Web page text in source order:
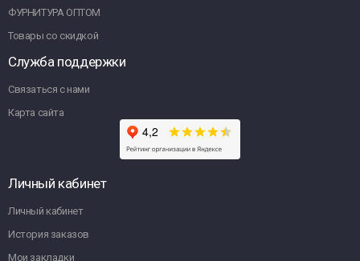
ФУРНИТУРА ОПТОМ
Товары со скидкой
Служба поддержки
Связаться с нами
Карта сайта
Личный кабинет
Личный кабинет
История заказов
Мои закладки